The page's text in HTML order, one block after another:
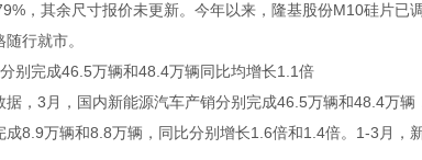
，其余尺寸报价未更新。今年以来，隆基股份M10硅片已
行就市。
完成46.5万辆和48.4万辆同比均增长1.1倍
3月，国内新能源汽车产销分别完成46.5万辆和48.4万辆
8.9万辆和8.8万辆，同比分别增长1.6倍和1.4倍。1-3月，